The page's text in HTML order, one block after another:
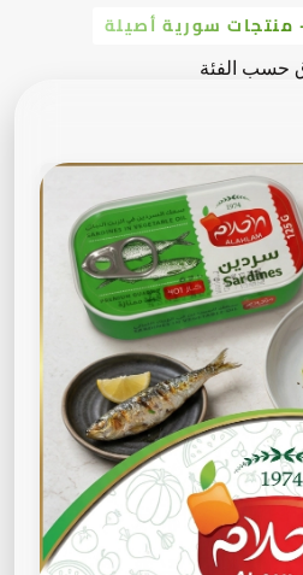
سورية أصيلة
حسب الفئة